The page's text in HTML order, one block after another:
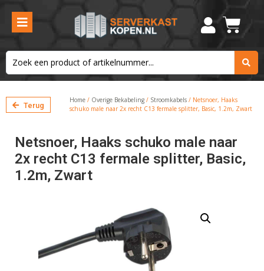
Terug
Home / Overige Bekabeling / Stroomkabels / Netsnoer, Haaks
schuko male naar 2x recht C13 fermale splitter, Basic, 1.2m, Zwart
Netsnoer, Haaks schuko male naar
2x recht C13 fermale splitter, Basic,
1.2m, Zwart